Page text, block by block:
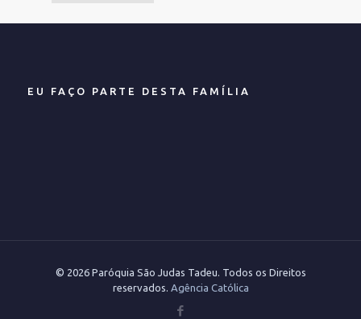
EU FAÇO PARTE DESTA FAMÍLIA
© 2026 Paróquia São Judas Tadeu. Todos os Direitos
reservados. Agência Católica